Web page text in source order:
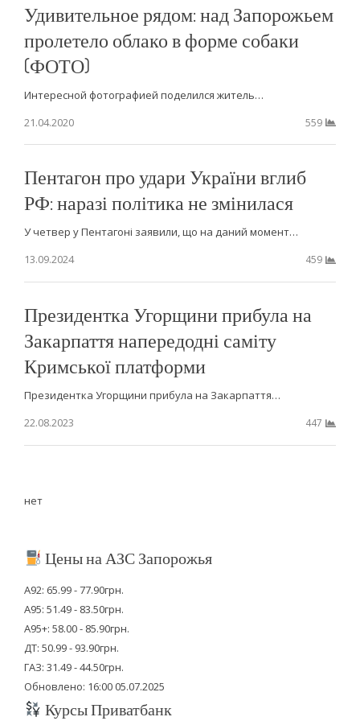
Удивительное рядом: над Запорожьем
пролетело облако в форме собаки
(ФОТО)
Интересной фотографией поделился житель…
21.04.2020
559
Пентагон про удари України вглиб
РФ: наразі політика не змінилася
У четвер у Пентагоні заявили, що на даний момент…
13.09.2024
459
Президентка Угорщини прибула на
Закарпаття напередодні саміту
Кримської платформи
Президентка Угорщини прибула на Закарпаття…
22.08.2023
447
нет
Цены на АЗС Запорожья
А92: 65.99 - 77.90грн.
А95: 51.49 - 83.50грн.
А95+: 58.00 - 85.90грн.
ДТ: 50.99 - 93.90грн.
ГАЗ: 31.49 - 44.50грн.
Обновлено: 16:00 05.07.2025
Курсы Приватбанк